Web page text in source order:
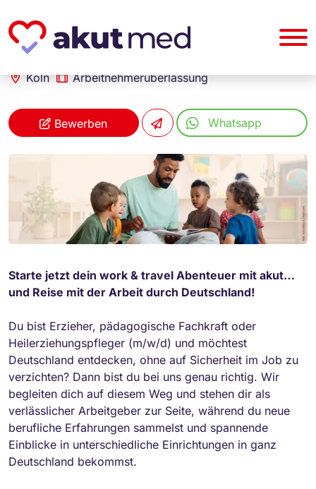
akut... Medizinische Personallogistik GmbH
Erzieher (m/w/d) work & travel
Köln Arbeitnehmerüberlassung
Bewerben Whatsapp
Starte jetzt dein work & travel Abenteuer mit akut…
und Reise mit der Arbeit durch Deutschland!
Du bist Erzieher, pädagogische Fachkraft oder
Heilerziehungspfleger (m/w/d) und möchtest
Deutschland entdecken, ohne auf Sicherheit im Job zu
verzichten? Dann bist du bei uns genau richtig. Wir
begleiten dich auf diesem Weg und stehen dir als
verlässlicher Arbeitgeber zur Seite, während du neue
berufliche Erfahrungen sammelst und spannende
Einblicke in unterschiedliche Einrichtungen in ganz
Deutschland bekommst.